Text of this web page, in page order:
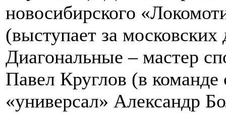
новосибирского
(выступает за
Диагональные – мастер
Павел Круглов (в
«универсал» Александр